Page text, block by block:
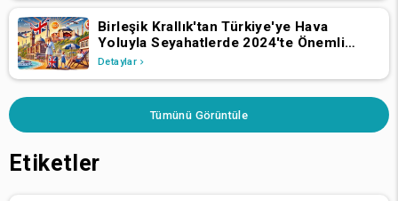
Birleşik Krallık'tan Türkiye'ye Hava
Yoluyla Seyahatlerde 2024'te Önemli
Büyüme
Detaylar
Tümünü Görüntüle
Etiketler